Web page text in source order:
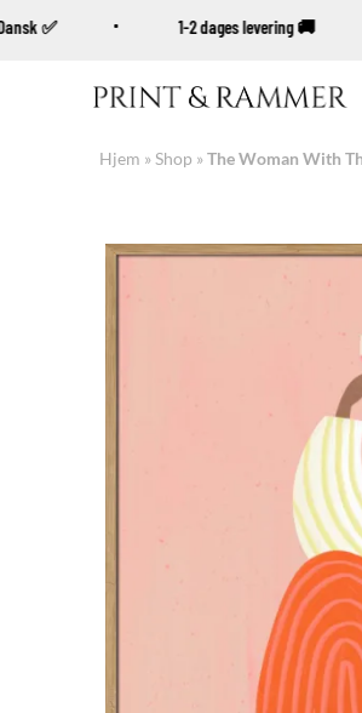
Dansk ✅ 1-2 dages levering 🚚
Hjem »Shop »The Woman With